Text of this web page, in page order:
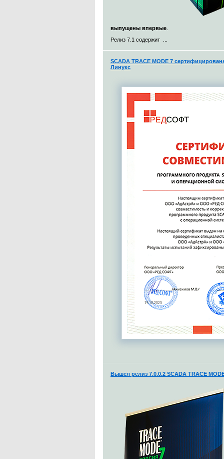
выпущены впервые
Релиз 7.1 содержит ...
SCADA TRACE MODE 7
Линукс
Вышел релиз 7.0.0.2 SCADA TRACE